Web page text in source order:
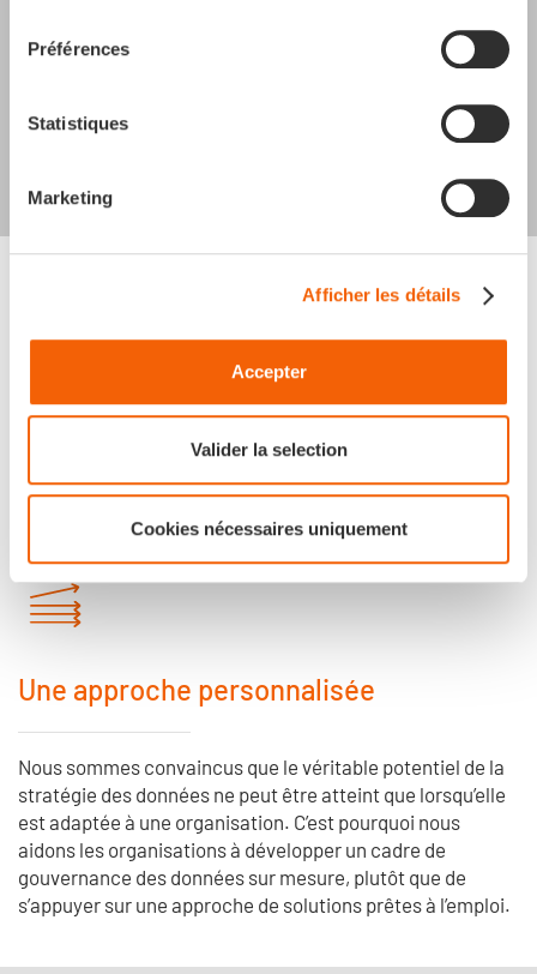
Préférences
Statistiques
Marketing
Afficher les détails
Accepter
Valider la selection
Cookies nécessaires uniquement
de garantir l'amélioration.
Frédéric ROBERT
Data Advisory Director
Nos facteurs clés de
succès pour une
initiative de conseil.
Une approche personnalisée
Une approche personnalisée
Nous sommes convaincus que le véritable potentiel de la
stratégie des données ne peut être atteint que lorsqu’elle
est adaptée à une organisation. C’est pourquoi nous
aidons les organisations à développer un cadre de
gouvernance des données sur mesure, plutôt que de
s’appuyer sur une approche de solutions prêtes à l’emploi.